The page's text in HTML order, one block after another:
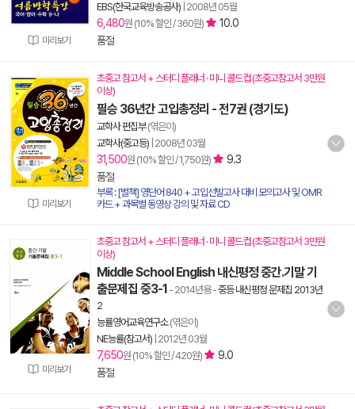
미리보기
EBS(한국교육방송공사) 2008년 05월
6,480원 (10% 할인 / 360원)
10.0
품절
미리보기
초중고 참고서 + 스터디 플래너 · 미니 콜드컵 (초중고참고서 3만원
이상)
필승 36년간 고입총정리 - 전7권 (경기도)
교학사 편집부(엮은이)
교학사(중고등) 2008년 03월
31,500원 (10% 할인 / 1,750원)
9.3
품절
부록 : [별책] 영단어 840 + 고입선발고사 대비 모의고사 및 OMR
카드 + 과목별 동영상 강의 및 자료 CD
미리보기
초중고 참고서 + 스터디 플래너 · 미니 콜드컵 (초중고참고서 3만원
이상)
Middle School English 내신평정 중간.기말 기
출문제집 중3-1 - 2014년용-중등 내신평정 문제집 2013년
2
능률영어교육연구소(엮은이)
NE능률(참고서) 2012년 03월
7,650원 (10% 할인 / 420원)
9.0
품절